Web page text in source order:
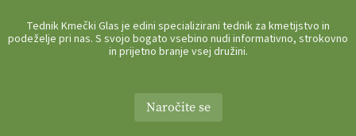
Tednik Kmečki Glas je edini specializirani tednik za kmetijstvo in
podeželje pri nas. S svojo bogato vsebino nudi informativno, strokovno
in prijetno branje vsej družini.
Naročite se